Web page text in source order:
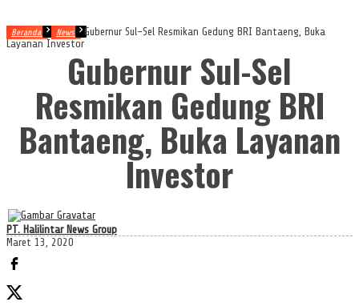
Beranda News
Gubernur Sul-Sel Resmikan Gedung BRI Bantaeng, Buka
Layanan Investor
Gubernur Sul-Sel
Resmikan Gedung BRI
Bantaeng, Buka Layanan
Investor
PT. Halilintar News Group
Maret 13, 2020